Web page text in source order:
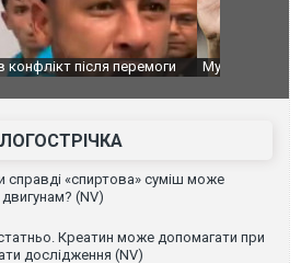
матч за "Челсі" після
під час
Франції
справді «спиртова» суміш може
(NV)
Креатин може допомагати при
дослідження (NV)